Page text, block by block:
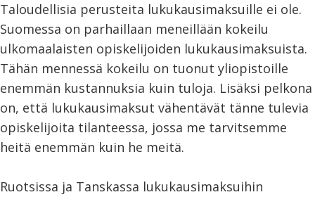
Taloudellisia perusteita lukukausimaksuille ei ole.
Suomessa on parhaillaan meneillään kokeilu
ulkomaalaisten opiskelijoiden lukukausimaksuista.
Tähän mennessä kokeilu on tuonut yliopistoille
enemmän kustannuksia kuin tuloja. Lisäksi pelkona
on, että lukukausimaksut vähentävät tänne tulevia
opiskelijoita tilanteessa, jossa me tarvitsemme
heitä enemmän kuin he meitä.
Ruotsissa ja Tanskassa lukukausimaksuihin